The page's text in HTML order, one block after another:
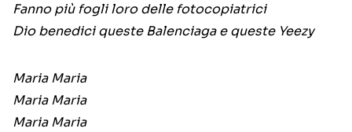
Fanno più fogli loro delle fotocopiatrici
Dio benedici queste Balenciaga e queste Yeezy
Maria Maria
Maria Maria
Maria Maria